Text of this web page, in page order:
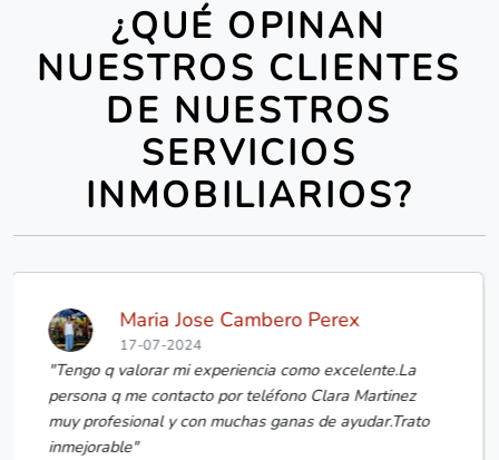
¿QUÉ OPINAN
NUESTROS CLIENTES
DE NUESTROS
SERVICIOS
INMOBILIARIOS?
Martinez
giulia zen
"Yo no suelo compartir reseñas pero el
hecho Idílico Realty conmigo es de 10!
encargó de mi búsqueda de piso para